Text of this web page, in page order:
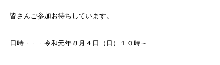
皆さんご参加お待ちしています。
日時・・・令和元年８月４日（日）１０時～